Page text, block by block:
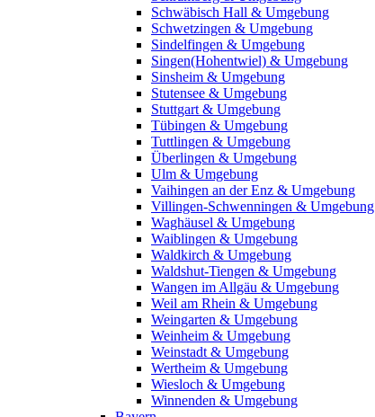
Schwäbisch Hall & Umgebung
Schwetzingen & Umgebung
Sindelfingen & Umgebung
Singen(Hohentwiel) & Umgebung
Sinsheim & Umgebung
Stutensee & Umgebung
Stuttgart & Umgebung
Tübingen & Umgebung
Tuttlingen & Umgebung
Überlingen & Umgebung
Ulm & Umgebung
Vaihingen an der Enz & Umgebung
Villingen-Schwenningen & Umgebung
Waghäusel & Umgebung
Waiblingen & Umgebung
Waldkirch & Umgebung
Waldshut-Tiengen & Umgebung
Wangen im Allgäu & Umgebung
Weil am Rhein & Umgebung
Weingarten & Umgebung
Weinheim & Umgebung
Weinstadt & Umgebung
Wertheim & Umgebung
Wiesloch & Umgebung
Winnenden & Umgebung